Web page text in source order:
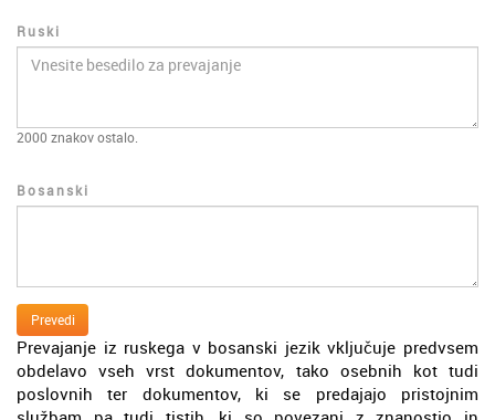
Ruski
2000 znakov ostalo.
Bosanski
Prevedi
Prevajanje iz ruskega v bosanski jezik vključuje predvsem
obdelavo vseh vrst dokumentov, tako osebnih kot tudi
poslovnih ter dokumentov, ki se predajajo pristojnim